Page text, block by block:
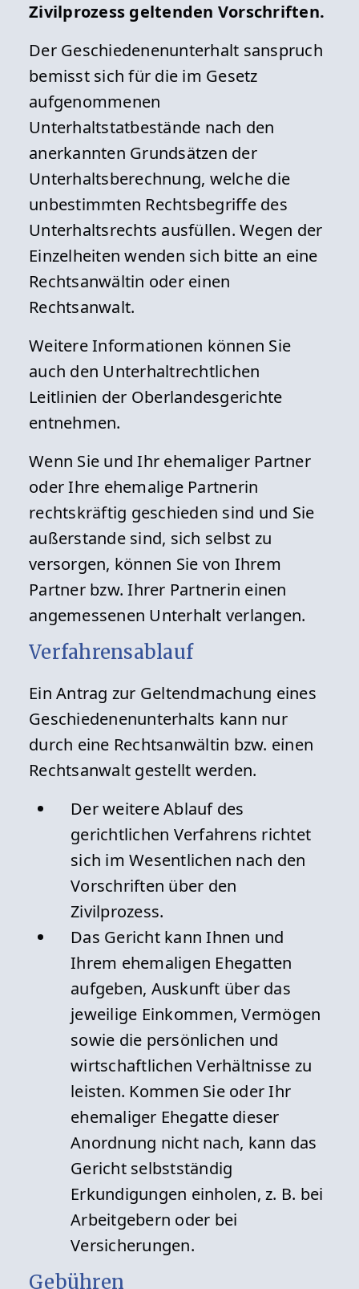
Zivilprozess geltenden Vorschriften.
Der Geschiedenenunterhalt sanspruch
bemisst sich für die im Gesetz
aufgenommenen
Unterhaltstatbestände nach den
anerkannten Grundsätzen der
Unterhaltsberechnung, welche die
unbestimmten Rechtsbegriffe des
Unterhaltsrechts ausfüllen. Wegen der
Einzelheiten wenden sich bitte an eine
Rechtsanwältin oder einen
Rechtsanwalt.
Weitere Informationen können Sie
auch den Unterhaltrechtlichen
Leitlinien der Oberlandesgerichte
entnehmen.
Wenn Sie und Ihr ehemaliger Partner
oder Ihre ehemalige Partnerin
rechtskräftig geschieden sind und Sie
außerstande sind, sich selbst zu
versorgen, können Sie von Ihrem
Partner bzw. Ihrer Partnerin einen
angemessenen Unterhalt verlangen.
Verfahrensablauf
Ein Antrag zur Geltendmachung eines
Geschiedenenunterhalts kann nur
durch eine Rechtsanwältin bzw. einen
Rechtsanwalt gestellt werden.
Der weitere Ablauf des
gerichtlichen Verfahrens richtet
sich im Wesentlichen nach den
Vorschriften über den
Zivilprozess.
Das Gericht kann Ihnen und
Ihrem ehemaligen Ehegatten
aufgeben, Auskunft über das
jeweilige Einkommen, Vermögen
sowie die persönlichen und
wirtschaftlichen Verhältnisse zu
leisten. Kommen Sie oder Ihr
ehemaliger Ehegatte dieser
Anordnung nicht nach, kann das
Gericht selbstständig
Erkundigungen einholen, z. B. bei
Arbeitgebern oder bei
Versicherungen.
Gebühren